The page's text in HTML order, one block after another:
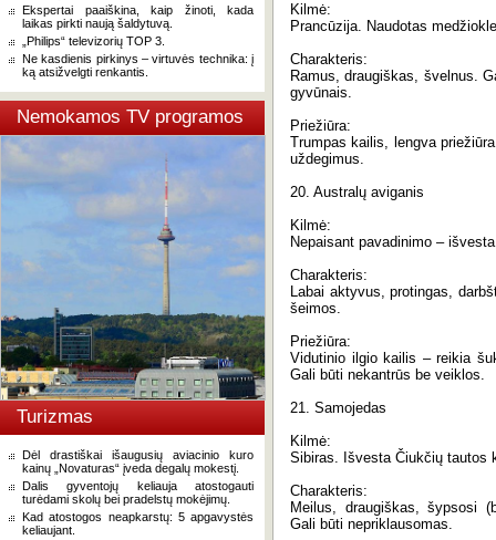
Ekspertai paaiškina, kaip žinoti, kada
laikas pirkti naują šaldytuvą.
„Philips“ televizorių TOP 3.
Ne kasdienis pirkinys – virtuvės technika: į
ką atsižvelgti renkantis.
Nemokamos TV programos
Turizmas
Dėl drastiškai išaugusių aviacinio kuro
kainų „Novaturas“ įveda degalų mokestį.
Dalis gyventojų keliauja atostogauti
turėdami skolų bei pradelstų mokėjimų.
Kad atostogos neapkarstų: 5 apgavystės
keliaujant.
Kilmė:
Prancūzija. Naudotas
Charakteris:
Ramus, draugiškas, švelnus.
gyvūnais.
Priežiūra:
Trumpas kailis, lengva
uždegimus.
20. Australų aviganis
Kilmė:
Nepaisant pavadinimo –
Charakteris:
Labai aktyvus, protingas,
šeimos.
Priežiūra:
Vidutinio ilgio kailis – reikia
Gali būti nekantrūs be veiklos.
21. Samojedas
Kilmė:
Sibiras. Išvesta Čiukčių tautos
Charakteris:
Meilus, draugiškas, šypsosi
Gali būti nepriklausomas.